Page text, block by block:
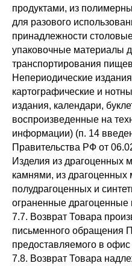
продуктами, из
для разового
принадлежности
упаковочные материалы
транспортирования
Непериодические
картографические и
издания, календари,
воспроизведенные на
информации) (п. 14
Правительства РФ от
Изделия из драгоценных
камнями, из драгоценных
полудрагоценных и
ограненные драгоценные
7.7. Возврат Товара
письменного обращения
предоставляемого в
7.8. Возврат Товара